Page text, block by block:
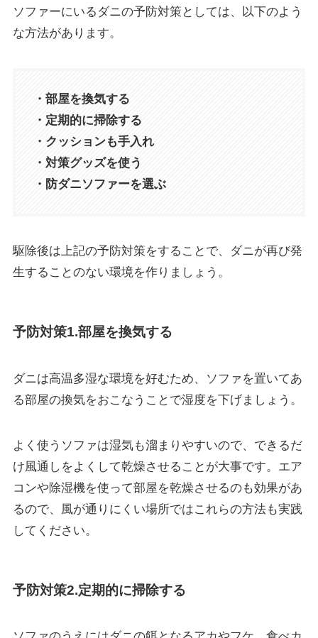
ソファーにいるダニの予防対策としては、以下のよう
な方法があります。
・部屋を換気する
・定期的に掃除する
・クッションも手入れ
・対策グッズを使う
・防ダニソファーを選ぶ
駆除後は上記の予防対策をすることで、ダニが再び発
生することのない環境を作りましょう。
予防対策1.部屋を換気する
ダニは高温多湿な環境を好むため、ソファを置いてあ
る部屋の換気をおこなうことで湿度を下げましょう。
よく使うソファは湿気も溜まりやすいので、できるだ
け風通しをよくして乾燥させることが大事です。 エア
コンや除湿機を使って部屋を乾燥させるのも効果があ
るので、風が通りにくい場所ではこれらの方法も実践
してください。
予防対策2.定期的に掃除する